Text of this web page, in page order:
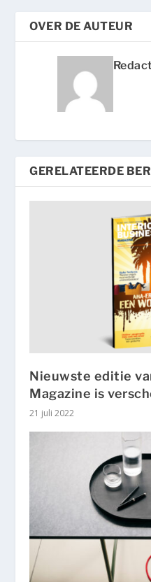
OVER DE AUTEUR
GERELATEERDE
Nieuwste editie
Magazine is
21 juli 2022